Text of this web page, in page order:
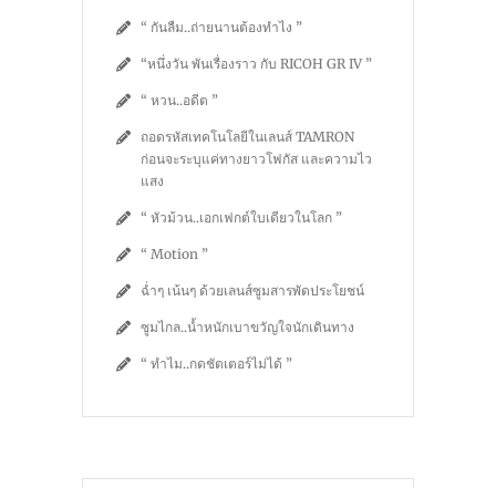
“ กันลืม..ถ่ายนานต้องทำไง ”
“หนึ่งวัน พันเรื่องราว กับ RICOH GR IV ”
“ หวน..อดีต ”
ถอดรหัสเทคโนโลยีในเลนส์ TAMRON
ก่อนจะระบุแค่ทางยาวโฟกัส และความไว
แสง
“ หัวม้วน..เอกเฟกต์ใบเดียวในโลก ”
“ Motion ”
ฉ่ำๆ เน้นๆ ด้วยเลนส์ซูมสารพัดประโยชน์
ซูมไกล..น้ำหนักเบาขวัญใจนักเดินทาง
“ ทำไม..กดชัตเตอร์ไม่ได้ ”